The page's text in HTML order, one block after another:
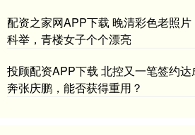
配资之家网APP下载 晚清彩色老照
科举，青楼女子个个漂亮
投顾配资APP下载 北控又一笔签约
奔张庆鹏，能否获得重用？